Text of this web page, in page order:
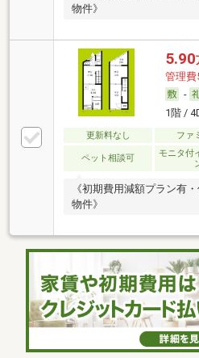
物件》
5.90
管理費
-
1階 /
更新料なし ファ
ペット相談可
モニタ付
《初期費用減額プラン有
物件》